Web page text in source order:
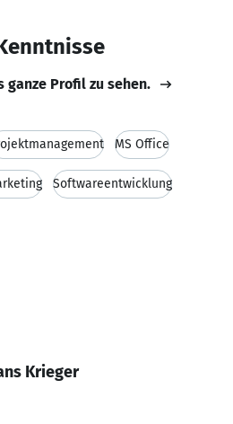
ganze Profil zu sehen.
MS Office
Softwareentwicklung
Krieger